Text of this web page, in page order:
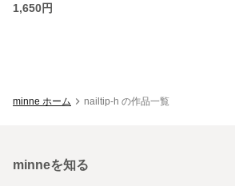
1,650円
minne ホーム nailtip-h の作品一覧
minneを知る